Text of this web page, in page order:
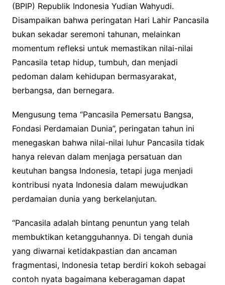
(BPIP) Republik Indonesia Yudian Wahyudi.
Disampaikan bahwa peringatan Hari Lahir Pancasila
bukan sekadar seremoni tahunan, melainkan
momentum refleksi untuk memastikan nilai-nilai
Pancasila tetap hidup, tumbuh, dan menjadi
pedoman dalam kehidupan bermasyarakat,
berbangsa, dan bernegara.
Mengusung tema “Pancasila Pemersatu Bangsa,
Fondasi Perdamaian Dunia”, peringatan tahun ini
menegaskan bahwa nilai-nilai luhur Pancasila tidak
hanya relevan dalam menjaga persatuan dan
keutuhan bangsa Indonesia, tetapi juga menjadi
kontribusi nyata Indonesia dalam mewujudkan
perdamaian dunia yang berkelanjutan.
“Pancasila adalah bintang penuntun yang telah
membuktikan ketangguhannya. Di tengah dunia
yang diwarnai ketidakpastian dan ancaman
fragmentasi, Indonesia tetap berdiri kokoh sebagai
contoh nyata bagaimana keberagaman dapat